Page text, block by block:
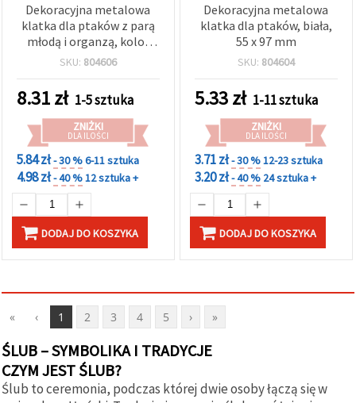
Dekoracyjna metalowa
klatka dla ptaków z parą
młodą i organzą, kolor
złoty, 55x97 mm
SKU: 804606
8.31zł 1-5 sztuka
ZNIŻKI
DLA ILOŚCI
5.84 zł- 30 %6-11 sztuka
4.98 zł- 40 %12 sztuka +
DODAJ DO KOSZYKA
Dekoracyjna metalowa
klatka dla ptaków, biała,
55 x 97 mm
SKU: 804604
5.33zł 1-11 sztuka
ZNIŻKI
DLA ILOŚCI
3.71 zł- 30 %12-23 sztuka
3.20 zł- 40 % 24 sztuka +
DODAJ DO KOSZYKA
« ‹ 1 2 3 4 5 › »
ŚLUB – SYMBOLIKA I TRADYCJE
CZYM JEST ŚLUB?
Ślub to ceremonia, podczas której dwie osoby łączą się w